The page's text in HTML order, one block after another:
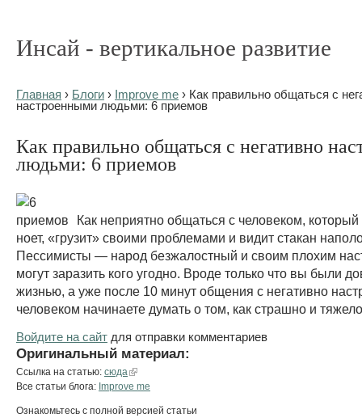
Инсай - вертикальное развитие
Главная › Блоги › Improve me › Как правильно общаться с
настроенными людьми: 6 приемов
Как правильно общаться с негативно
людьми: 6 приемов
Как неприятно общаться с человеком,
ноет, «грузит» своими проблемами и видит стакан
Пессимисты — народ безжалостный и своим плохим
могут заразить кого угодно. Вроде только что вы были
жизнью, а уже после 10 минут общения с негативно
человеком начинаете думать о том, как страшно и
Войдите на сайт для отправки комментариев
Оригинальный материал:
Ссылка на статью: сюда
Все статьи блога: Improve me
Ознакомьтесь с полной версией статьи